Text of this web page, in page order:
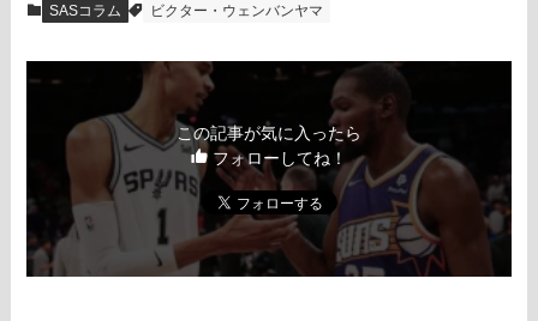
SASコラム ビクター・ウェンバンヤマ
この記事が気に入ったら
フォローしてね！